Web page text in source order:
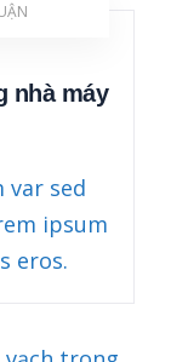
nhà máy
var sed
ipsum
eros.